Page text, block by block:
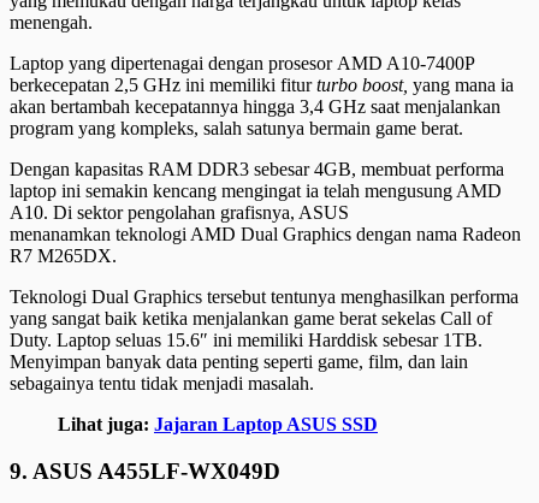
menengah.
Laptop yang dipertenagai dengan prosesor AMD A10-7400P
berkecepatan 2,5 GHz ini memiliki fiturturbo boost, yang mana ia
akan bertambah kecepatannya hingga 3,4 GHz saat menjalankan
program yang kompleks, salah satunya bermain game berat.
Dengan kapasitas RAM DDR3 sebesar 4GB, membuat performa
laptop ini semakin kencang mengingat ia telah mengusung AMD
A10. Di sektor pengolahan grafisnya, ASUS
menanamkan teknologi AMD Dual Graphics dengan nama Radeon
R7 M265DX.
Teknologi Dual Graphics tersebut tentunya menghasilkan performa
yang sangat baik ketika menjalankan game berat sekelas Call of
Duty. Laptop seluas 15.6″ ini memiliki Harddisk sebesar 1TB.
Menyimpan banyak data penting seperti game, film, dan lain
sebagainya tentu tidak menjadi masalah.
Lihat juga: Jajaran Laptop ASUS SSD
9. ASUS A455LF-WX049D